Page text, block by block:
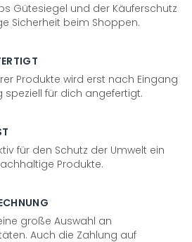
Gütesiegel und der Käuferschutz
Sicherheit beim Shoppen.
Produkte wird erst nach Eingang
speziell für dich angefertigt.
für den Schutz der Umwelt ein
Produkte.
große Auswahl an
Auch die Zahlung auf